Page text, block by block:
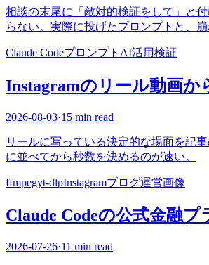
相談の末尾に「敵対的検証をして」と
らない。実際に投げたプロンプトと、崩
Claude Codeプロンプト AI活用検証
Instagramのリール動画か
2026-08-03·15 min read
リールに写っている決定的な場面を記
に並べてから秒数を決めるのが速い。
ffmpegyt-dlpInstagramブログ運営画像
Claude Codeの公式金融
2026-07-26·11 min read